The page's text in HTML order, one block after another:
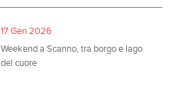
17 Gen 2026
Weekend a Scanno, tra borgo e lago
del cuore